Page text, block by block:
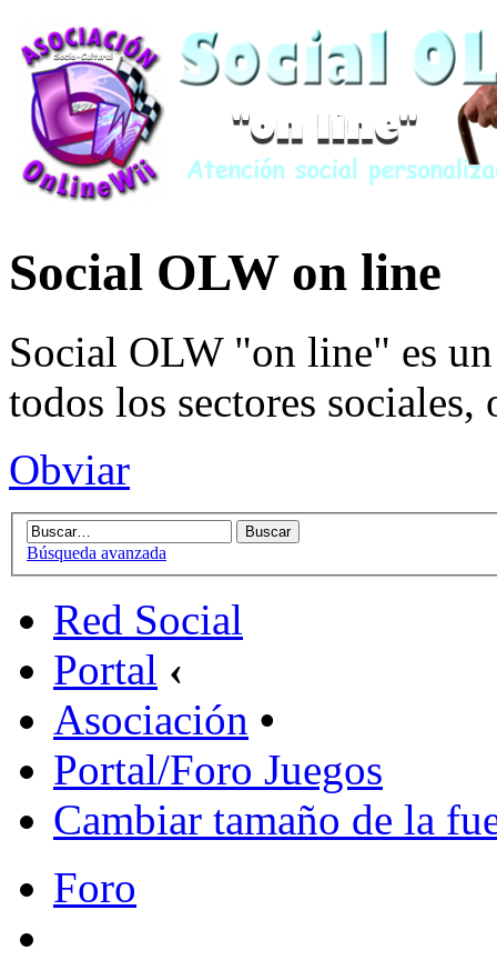
Social OLW on line
Social OLW "on line" es
todos los sectores sociales,
Obviar
Búsqueda avanzada
Red Social
Portal ‹
Asociación •
Portal/Foro Juegos
Cambiar tamaño de la
Foro